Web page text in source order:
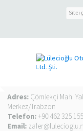
Adres: Çömlekçi Mah.
Merkez/Trabzon
Telefon: +90 462 325
Email: